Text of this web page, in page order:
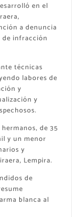
en el
a denuncia
infracción
técnicas
labores de
y
y
de 35
y un menor
y
Lempira.
de
blanca al